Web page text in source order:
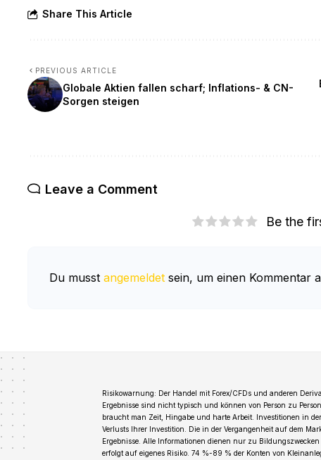
Share This Article
PREVIOUS ARTICLE
Globale Aktien fallen scharf; Inflations- & CN-
Sorgen steigen
Leave a Comment
Be the
Du musst angemeldetsein, um einen Kommentar
Risikowarnung: Der Handel mit Forex/CFDs und anderen
Ergebnisse sind nicht typisch und können von Person zu
braucht man Zeit, Hingabe und harte Arbeit. Investitionen in
Verlusts Ihrer Investition. Die in der Vergangenheit auf dem
Ergebnisse. Alle Informationen dienen nur zu
erfolgt auf eigenes Risiko. 74 %-89 % der Konten von